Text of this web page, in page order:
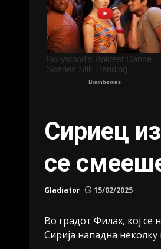
Сириец
се
Gladiator 15/02/2025
Во градот Филах, кој се
Сирија нападна